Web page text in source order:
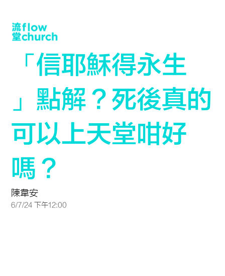
「信耶穌得永生
」點解？死後真的
可以上天堂咁好
嗎？
陳韋安
6/7/24 下午12:00